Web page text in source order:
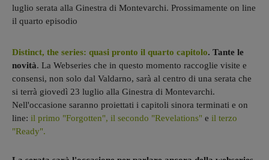
luglio serata alla Ginestra di Montevarchi. Prossimamente on line
il quarto episodio
Distinct, the series: quasi pronto il quarto capitolo. Tante le
novità. La Webseries che in questo momento raccoglie visite e
consensi, non solo dal Valdarno, sarà al centro di una serata che
si terrà giovedì 23 luglio alla Ginestra di Montevarchi.
Nell'occasione saranno proiettati i capitoli sinora terminati e on
line: il primo "Forgotten", il secondo "Revelations" e il terzo
"Ready".